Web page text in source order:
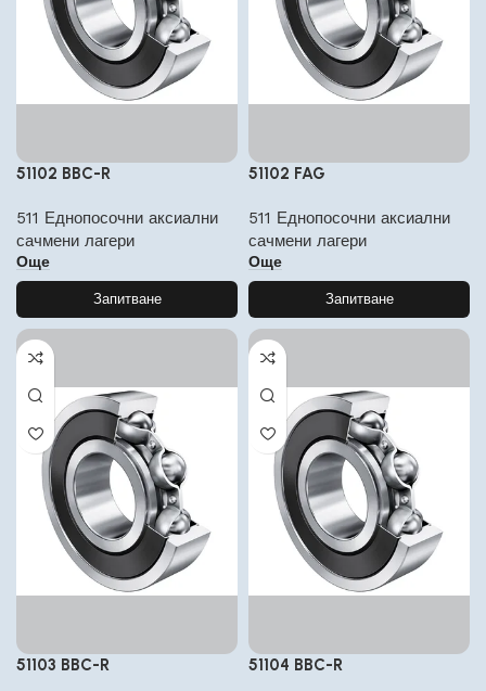
51102 BBC-R
511 Еднопосочни аксиални
сачмени лагери
Още
Запитване
51102 FAG
511 Еднопосочни аксиални
сачмени лагери
Още
Запитване
51103 BBC-R 51104 BBC-R